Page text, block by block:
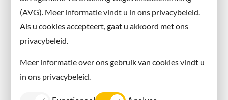
(AVG). Meer informatie vindt u in ons privacybeleid.
Als u cookies accepteert, gaat u akkoord met ons
privacybeleid.
Meer informatie over ons gebruik van cookies vindt u
in ons privacybeleid.